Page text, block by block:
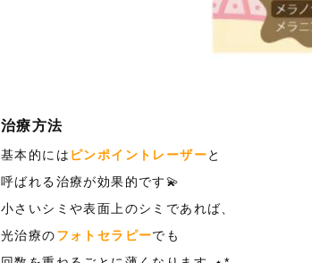
治療方法
基本的には ピンポイントレーザーと
呼ばれる治療が効果的です💫
小さいシミや表面上のシミであれば、
光治療のフォトセラピーでも